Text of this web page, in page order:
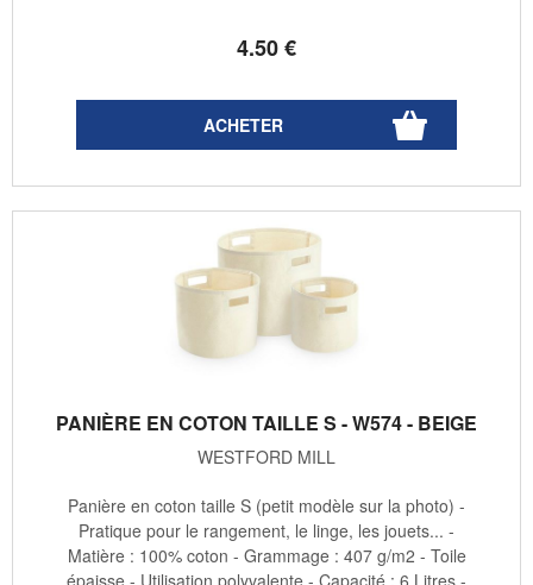
4.50€
PANIÈRE EN COTON TAILLE S - W574 - BEIGE
WESTFORD MILL
Panière en coton taille S (petit modèle sur la photo) -
Pratique pour le rangement, le linge, les jouets... -
Matière : 100% coton - Grammage : 407 g/m2 - Toile